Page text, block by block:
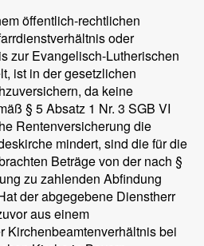
öffentlich-rechtlichen
oder
zur Evangelisch-Lutherischen
ist in der gesetzlichen
da keine
§ 5 Absatz 1 Nr. 3 SGB VI
Rentenversicherung die
mindert, sind die für die
Beträge von der nach §
zu zahlenden Abfindung
der abgegebene Dienstherr
aus einem
Kirchenbeamtenverhältnis bei